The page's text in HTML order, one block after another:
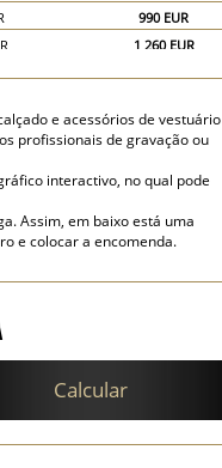
990 EUR
1 260 EUR
e acessórios de vestuário
profissionais de gravação ou
interactivo, no qual pode
Assim, em baixo está uma
e colocar a encomenda.
Calcular